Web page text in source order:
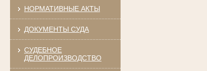
НОРМАТИВНЫЕ АКТЫ
ДОКУМЕНТЫ СУДА
СУДЕБНОЕ
ДЕЛОПРОИЗВОДСТВО